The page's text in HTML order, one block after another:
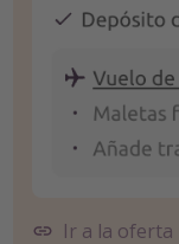
Ir a la oferta